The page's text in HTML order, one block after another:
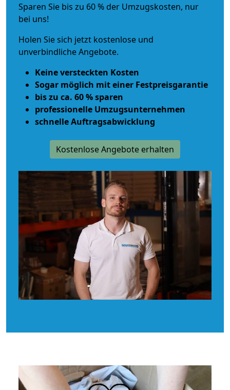
Sparen Sie bis zu 60 % der Umzugskosten, nur
bei uns!
Holen Sie sich jetzt kostenlose und
unverbindliche Angebote.
Keine versteckten Kosten
Sogar möglich mit einer Festpreisgarantie
bis zu ca. 60 % sparen
professionelle Umzugsunternehmen
schnelle Auftragsabwicklung
Kostenlose Angebote erhalten